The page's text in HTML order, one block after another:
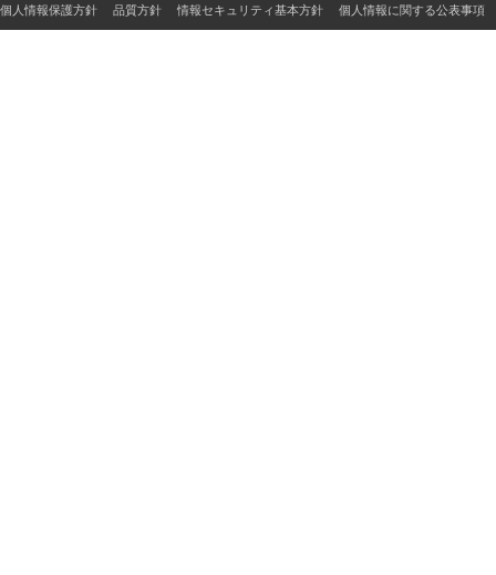
個人情報保護方針 品質方針 情報セキュリティ基本方針 個人情報に関する公表事項